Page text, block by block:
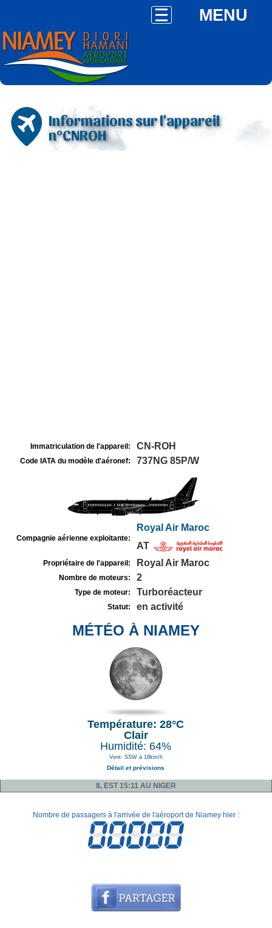
MENU
Informations sur l'appareil
n°CNROH
Immatriculation de l'appareil: CN-ROH
Code IATA du modèle d'aéronef: 737NG 85P/W
Compagnie aérienne exploitante:
Royal Air Maroc
AT
Propriétaire de l'appareil: Royal Air Maroc
Nombre de moteurs: 2
Type de moteur: Turboréacteur
Statut: en activité
MÉTÉO À NIAMEY
Température: 28°C
Clair
Humidité: 64%
Vent: SSW à 18km/h
Détail et prévisions
IL EST 15:11 AU NIGER
Nombre de passagers à l'arrivée de l'aéroport de Niamey hier :